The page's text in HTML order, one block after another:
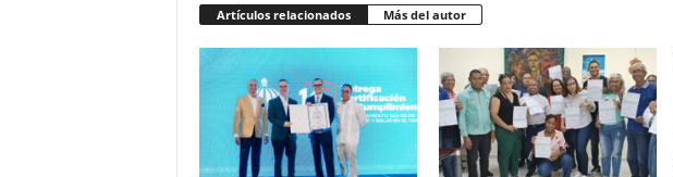
Artículos relacionados Más del autor